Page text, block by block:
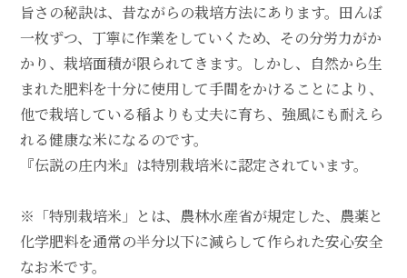
旨さの秘訣は、昔ながらの栽培方法にあります。田んぼ
一枚ずつ、丁寧に作業をしていくため、その分労力がか
かり、栽培面積が限られてきます。しかし、自然から生
まれた肥料を十分に使用して手間をかけることにより、
他で栽培している稲よりも丈夫に育ち、強風にも耐えら
れる健康な米になるのです。
『伝説の庄内米』は特別栽培米に認定されています。
※「特別栽培米」とは、農林水産省が規定した、農薬と
化学肥料を通常の半分以下に減らして作られた安心安全
なお米です。